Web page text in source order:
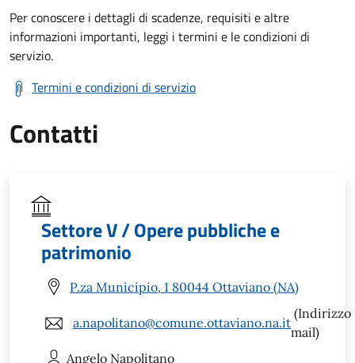
Per conoscere i dettagli di scadenze, requisiti e altre
informazioni importanti, leggi i termini e le condizioni di
servizio.
Termini e condizioni di servizio
Contatti
Settore V / Opere pubbliche e
patrimonio
P.za Municipio, 1 80044 Ottaviano (NA)
a.napolitano@comune.ottaviano.na.it
(Indirizzo
mail)
Angelo Napolitano